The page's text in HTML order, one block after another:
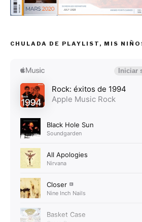
CHULADA DE PLAYLIST, MIS